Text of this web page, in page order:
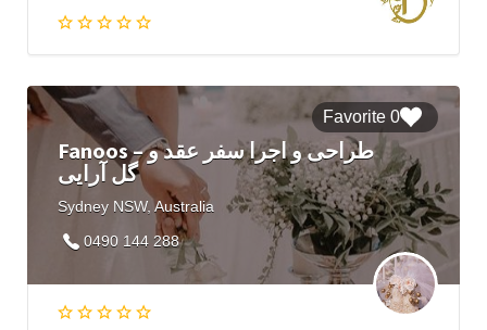
0 Favorite
Fanoos – طراحی و اجرا سفر عقد و
گل آرایی
Sydney NSW, Australia
0490 144 288